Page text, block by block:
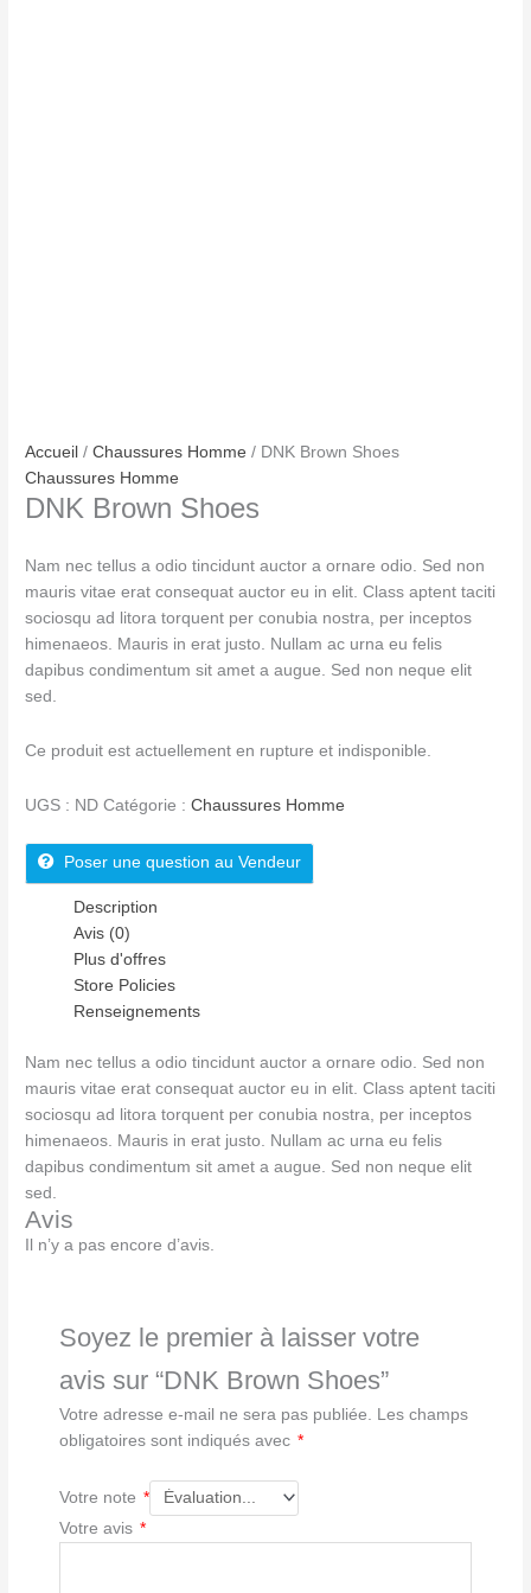
Accueil /Chaussures Homme / DNK Brown Shoes
Chaussures Homme
DNK Brown Shoes
Nam nec tellus a odio tincidunt auctor a ornare odio. Sed non
mauris vitae erat consequat auctor eu in elit. Class aptent taciti
sociosqu ad litora torquent per conubia nostra, per inceptos
himenaeos. Mauris in erat justo. Nullam ac urna eu felis
dapibus condimentum sit amet a augue. Sed non neque elit
sed.
Ce produit est actuellement en rupture et indisponible.
UGS : ND Catégorie :Chaussures Homme
Poser une question au Vendeur
Description
Avis (0)
Plus d'offres
Store Policies
Renseignements
Nam nec tellus a odio tincidunt auctor a ornare odio. Sed non
mauris vitae erat consequat auctor eu in elit. Class aptent taciti
sociosqu ad litora torquent per conubia nostra, per inceptos
himenaeos. Mauris in erat justo. Nullam ac urna eu felis
dapibus condimentum sit amet a augue. Sed non neque elit
sed.
Avis
Il n’y a pas encore d’avis.
Soyez le premier à laisser votre
avis sur “DNK Brown Shoes”
Votre adresse e-mail ne sera pas publiée.
Les champs
obligatoires sont indiqués avec *
Votre note *
Votre avis *